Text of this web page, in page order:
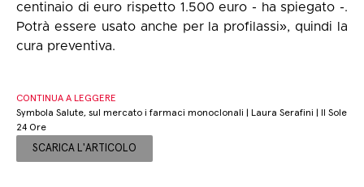
centinaio di euro rispetto 1.500 euro - ha spiegato -.
Potrà essere usato anche per la profilassi», quindi la
cura preventiva.
CONTINUA A LEGGERE
Symbola Salute, sul mercato i farmaci monoclonali | Laura Serafini | Il Sole
24 Ore
SCARICA L'ARTICOLO